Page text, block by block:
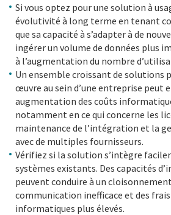
Si vous optez pour une solution à
évolutivité à long terme en tenant
que sa capacité à s’adapter à de
ingérer un volume de données plus
à l’augmentation du nombre
Un ensemble croissant de solutions
œuvre au sein d’une entreprise peut
augmentation des coûts
notamment en ce qui concerne les
maintenance de l’intégration et la
avec de multiples fournisseurs.
Vérifiez si la solution s’intègre
systèmes existants. Des capacités
peuvent conduire à un
communication inefficace et des
informatiques plus élevés.